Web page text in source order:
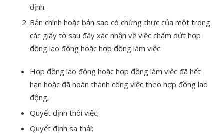
định.
Bản chính hoặc bản sao có chứng thực của một trong
các giấy tờ sau đây xác nhận về việc chấm dứt hợp
đồng lao động hoặc hợp đồng làm việc:
Hợp đồng lao động hoặc hợp đồng làm việc đã hết
hạn hoặc đã hoàn thành công việc theo hợp đồng lao
động;
Quyết định thôi việc;
Quyết định sa thải;